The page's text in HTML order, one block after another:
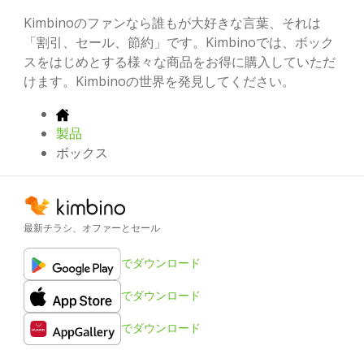
Kimbinoのファンなら誰もが大好きな言葉、それは
「割引、セール、節約」です。Kimbinoでは、ボック
スをはじめとする様々な商品をお得に購入していただ
けます。Kimbinoの世界を発見してください。
製品
ボックス
最新チラシ、オファーとセール
でダウンロード
でダウンロード
でダウンロード